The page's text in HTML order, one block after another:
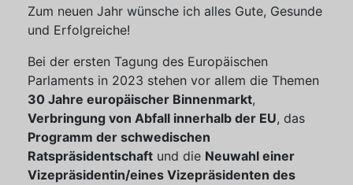
Zum neuen Jahr wünsche ich alles Gute, Gesunde
und Erfolgreiche!
Bei der ersten Tagung des Europäischen
Parlaments in 2023 stehen vor allem die Themen
30 Jahre europäischer Binnenmarkt,
Verbringung von Abfall innerhalb der EU, das
Programm der schwedischen
Ratspräsidentschaft und die Neuwahl einer
Vizepräsidentin/eines Vizepräsidenten des